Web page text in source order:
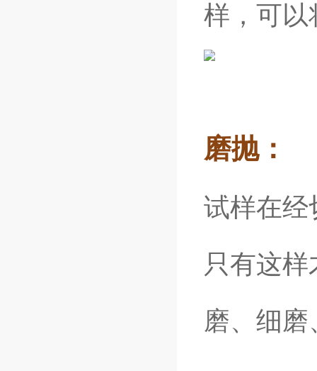
样，可以
磨抛：
试样在经
只有这
磨、细